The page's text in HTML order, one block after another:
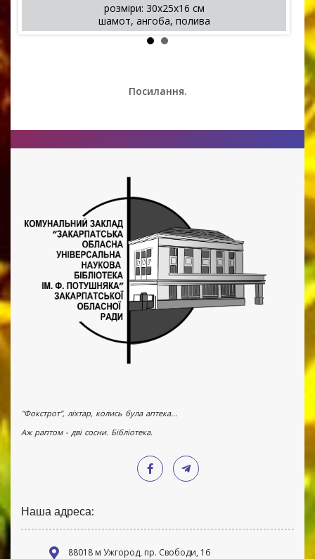
розміри: 30x25x16 см
шамот, ангоба, полива
Посилання.
"Фокстрот", ліхтар, колись була аптека...
Аж раптом - дві сосни. Бібліотека.
Наша адреса:
88018 м Ужгород, пр. Свободи, 16